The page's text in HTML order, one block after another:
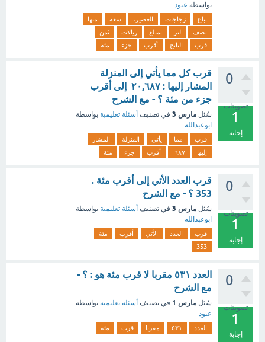
بواسطة عبود
تباع زجاجات العصير، سعة
منها
نصف
لتر بمبلغ ريالات
ثمن
قرب
الناتج أقرب جزء مئة
0
تصويتات
1
إجابة
قرب كل مما يأتي إلى المنزلة
المشار إليها : ٢٠,٦٨٧ إلى أقرب
جزء من مئة ؟ - مع الشرح
سُئل مارس 3 في تصنيف أسئلة تعليمية بواسطة
ابوعبدالله
قرب مما يأتي المنزلة
المشار
إليها
٦٨٧ أقرب جزء مئة
0
تصويتات
1
إجابة
قرب العدد الأتي إلى أقرب مئة .
353 ؟ - مع الشرح
سُئل مارس 3 في تصنيف أسئلة تعليمية بواسطة
ابوعبدالله
قرب العدد الأتي أقرب
مئة
353
0
تصويتات
1
إجابة
العدد ٥٣١ مقربا لا قرب مئة هو : ؟ -
مع الشرح
سُئل مارس 1 في تصنيف أسئلة تعليمية بواسطة
عبود
العدد ٥٣١ مقربا قرب مئة